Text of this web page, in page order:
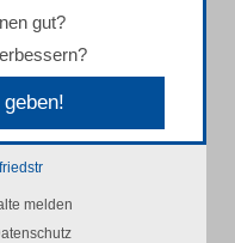
gut?
melden